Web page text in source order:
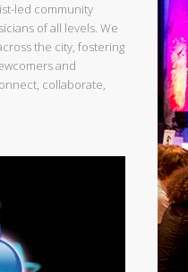
led community
of all levels. We
the city, fostering
and
collaborate,